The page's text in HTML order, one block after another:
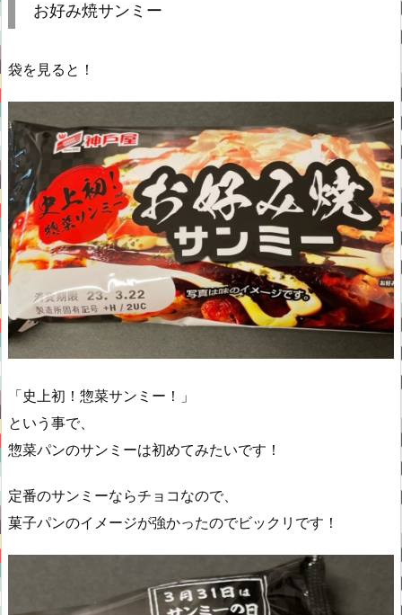
お好み焼サンミー
袋を見ると！
「史上初！惣菜サンミー！」
という事で、
惣菜パンのサンミーは初めてみたいです！
定番のサンミーならチョコなので、
菓子パンのイメージが強かったのでビックリです！